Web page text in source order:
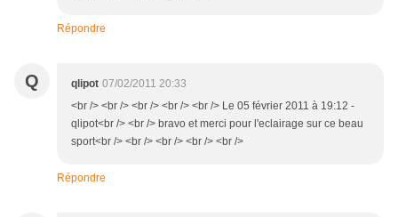
Répondre
Q qlipot 07/02/2011 20:33
<br /> <br /> <br /> <br /> <br /> Le 05 février 2011 à 19:12 -
qlipot<br /> <br /> bravo et merci pour l'eclairage sur ce beau
sport<br /> <br /> <br /> <br /> <br />
Répondre